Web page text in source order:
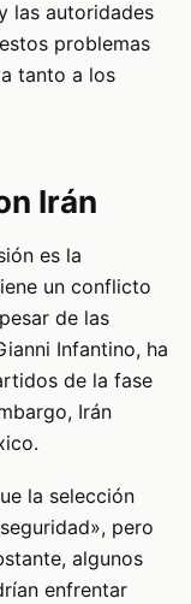
las autoridades
problemas
tanto a los
Irán
es la
un conflicto
de las
Infantino, ha
de la fase
Irán
la selección
pero
algunos
enfrentar